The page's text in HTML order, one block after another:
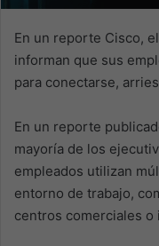
En un reporte Cisco,
informan que sus
para conectarse,
En un reporte
mayoría de los
empleados utilizan
entorno de trabajo,
centros comerciales